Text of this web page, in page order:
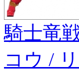
騎士竜
コウ /